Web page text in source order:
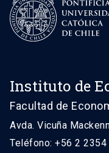
Instituto de
Facultad de
Avda. Vicuña
Teléfono: +56 2 2354